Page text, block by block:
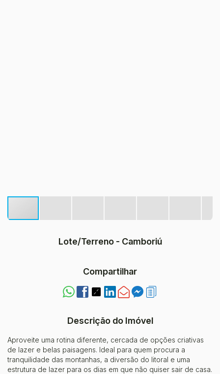
Lote/Terreno - Camboriú
Compartilhar
Descrição do Imóvel
Aproveite uma rotina diferente, cercada de opções criativas
de lazer e belas paisagens. Ideal para quem procura a
tranquilidade das montanhas, a diversão do litoral e uma
estrutura de lazer para os dias em que não quiser sair de casa.